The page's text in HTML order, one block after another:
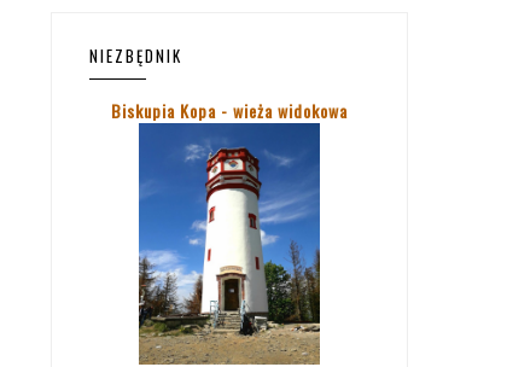
NIEZBĘDNIK
Biskupia Kopa - wieża widokowa